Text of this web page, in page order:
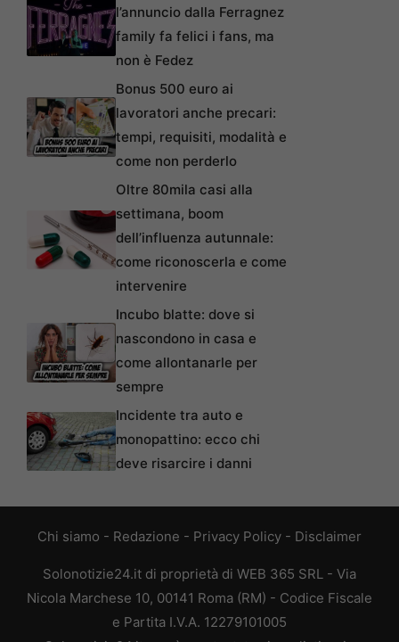
l’annuncio dalla Ferragnez
family fa felici i fans, ma
non è Fedez
Bonus 500 euro ai
lavoratori anche precari:
tempi, requisiti, modalità e
come non perderlo
Oltre 80mila casi alla
settimana, boom
dell’influenza autunnale:
come riconoscerla e come
intervenire
Incubo blatte: dove si
nascondono in casa e
come allontanarle per
sempre
Incidente tra auto e
monopattino: ecco chi
deve risarcire i danni
Chi siamo - Redazione - Privacy Policy - Disclaimer
Solonotizie24.it di proprietà di WEB 365 SRL - Via
Nicola Marchese 10, 00141 Roma (RM) - Codice Fiscale
e Partita I.V.A. 12279101005